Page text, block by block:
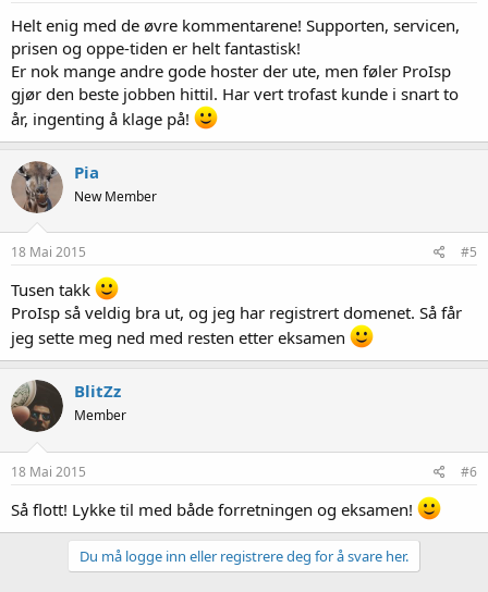
:
Helt enig med de øvre kommentarene! Supporten, servicen,
prisen og oppe-tiden er helt fantastisk!
Er nok mange andre gode hoster der ute, men føler ProIsp
gjør den beste jobben hittil. Har vert trofast kunde i snart to
år, ingenting å klage på!
Pia
New Member
18 Mai 2015 #5
Tusen takk
ProIsp så veldig bra ut, og jeg har registrert domenet. Så får
jeg sette meg ned med resten etter eksamen
BlitZz
Member
18 Mai 2015 #6
Så flott! Lykke til med både forretningen og eksamen!
Du må logge inn eller registrere deg for å svare her.